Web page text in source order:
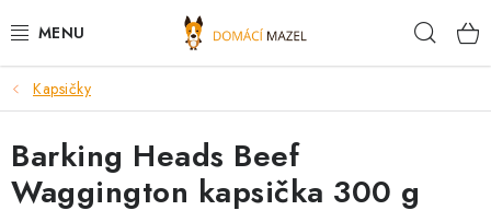
na
DOPORUČUJEME
VÝPRODEJ SKLADU
PSI
Kapsičky
Barking Heads Beef
Waggington kapsička 300 g